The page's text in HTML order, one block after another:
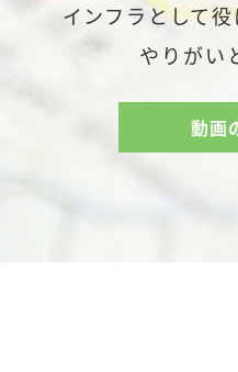
インフラとして​
やりがい
動画